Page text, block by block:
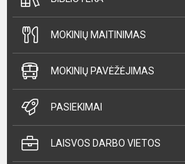
MOKINIŲ MAITINIMAS
MOKINIŲ PAVĖŽĖJIMAS
PASIEKIMAI
LAISVOS DARBO VIETOS